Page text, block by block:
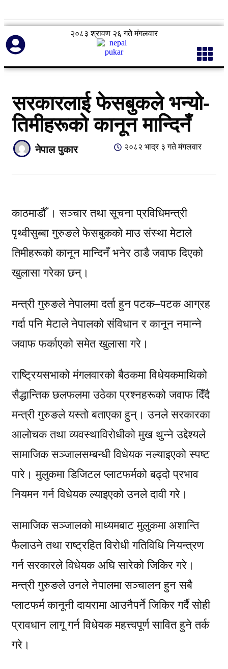
२०८३ श्रावण २६ गते मंगलवार
सरकारलाई फेसबुकले भन्यो-
तिमीहरूको कानून मान्दिनँ
नेपाल पुकार २०८२ भाद्र ३ गते मंगलवार
काठमाडौँ । सञ्चार तथा सूचना प्रविधिमन्त्री
पृथ्वीसुब्बा गुरुङले फेसबुकको माउ संस्था मेटाले
तिमीहरूको कानून मान्दिनँ भनेर ठाडै जवाफ दिएको
खुलासा गरेका छन्।
मन्त्री गुरुङले नेपालमा दर्ता हुन पटक–पटक आग्रह
गर्दा पनि मेटाले नेपालको संविधान र कानून नमान्ने
जवाफ फर्काएको समेत खुलासा गरे।
राष्ट्रियसभाको मंगलवारको बैठकमा विधेयकमाथिको
सैद्धान्तिक छलफलमा उठेका प्रश्नहरूको जवाफ दिँदै
मन्त्री गुरुङले यस्तो बताएका हुन्। उनले सरकारका
आलोचक तथा व्यवस्थाविरोधीको मुख थुन्ने उद्देश्यले
सामाजिक सञ्जालसम्बन्धी विधेयक नल्याइएको स्पष्ट
पारे। मुलुकमा डिजिटल प्लाटफर्मको बढ्दो प्रभाव
नियमन गर्न विधेयक ल्याइएको उनले दावी गरे।
सामाजिक सञ्जालको माध्यमबाट मुलुकमा अशान्ति
फैलाउने तथा राष्ट्रहित विरोधी गतिविधि नियन्त्रण
गर्न सरकारले विधेयक अघि सारेको जिकिर गरे।
मन्त्री गुरुङले उनले नेपालमा सञ्चालन हुन सबै
प्लाटफर्म कानूनी दायरामा आउनैपर्ने जिकिर गर्दै सोही
प्रावधान लागू गर्न विधेयक महत्त्वपूर्ण सावित हुने तर्क
गरे।